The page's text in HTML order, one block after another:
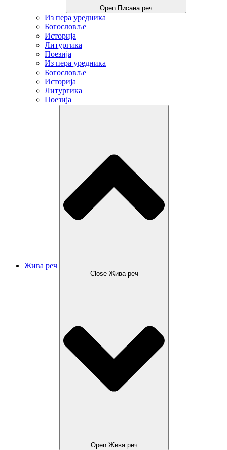
Open Писана реч
Из пера уредника
Богословље
Историја
Литургика
Поезија
Из пера уредника
Богословље
Историја
Литургика
Поезија
Жива реч
Close Жива реч
Open Жива реч